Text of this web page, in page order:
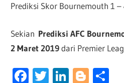
Prediksi Skor Bournemouth 1 –
Sekian Prediksi AFC
2 Maret 2019dari Premier
Facebook
Twitter
LinkedIn